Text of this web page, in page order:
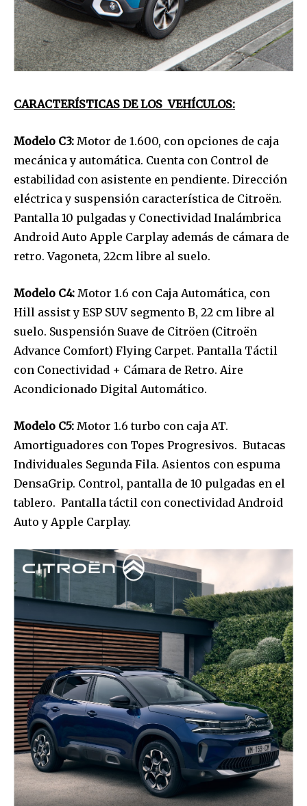
CARACTERÍSTICAS DE LOS VEHÍCULOS:
Modelo C3: Motor de 1.600, con opciones de caja
mecánica y automática. Cuenta con Control de
estabilidad con asistente en pendiente. Dirección
eléctrica y suspensión característica de Citroën.
Pantalla 10 pulgadas y Conectividad Inalámbrica
Android Auto Apple Carplay además de cámara de
retro. Vagoneta, 22cm libre al suelo.
Modelo C4: Motor 1.6 con Caja Automática, con
Hill assist y ESP SUV segmento B, 22 cm libre al
suelo. Suspensión Suave de Citröen (Citroën
Advance Comfort) Flying Carpet. Pantalla Táctil
con Conectividad + Cámara de Retro. Aire
Acondicionado Digital Automático.
Modelo C5: Motor 1.6 turbo con caja AT.
Amortiguadores con Topes Progresivos. Butacas
Individuales Segunda Fila. Asientos con espuma
DensaGrip. Control, pantalla de 10 pulgadas en el
tablero. Pantalla táctil con conectividad Android
Auto y Apple Carplay.